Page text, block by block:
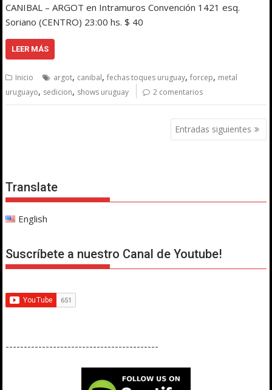
CANIBAL – ARGOT en Intramuros Convención 1421 esq.
Soriano (CENTRO) 23:00 hs. $ 40
LEER MÁS
Inicio argot, canibal,fechas toques uruguay,forcep, metal
uruguayo, sedicion, shows uruguay 2 comentarios
Entradas siguientes
Translate
English
Suscríbete a nuestro Canal de Youtube!
------------------------------------------